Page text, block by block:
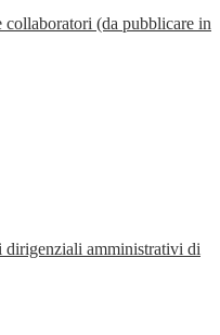
collaboratori (da pubblicare in
amministrativi di